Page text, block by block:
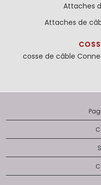
Attaches
Attaches de
cosse de câble